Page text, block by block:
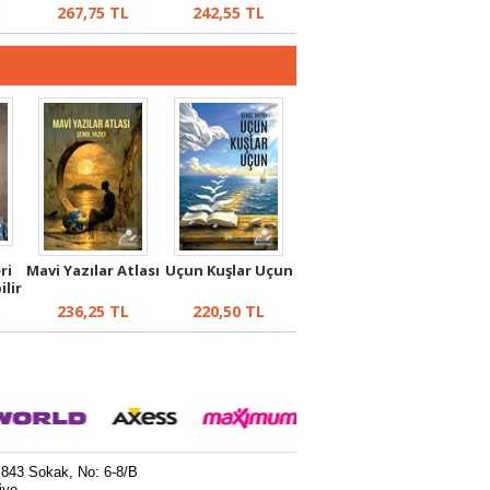
267,75 TL 242,55 TL
Mavi Yazılar Atlası
236,25 TL
Uçun Kuşlar Uçun
220,50 TL
Sokak, No: 6-8/B